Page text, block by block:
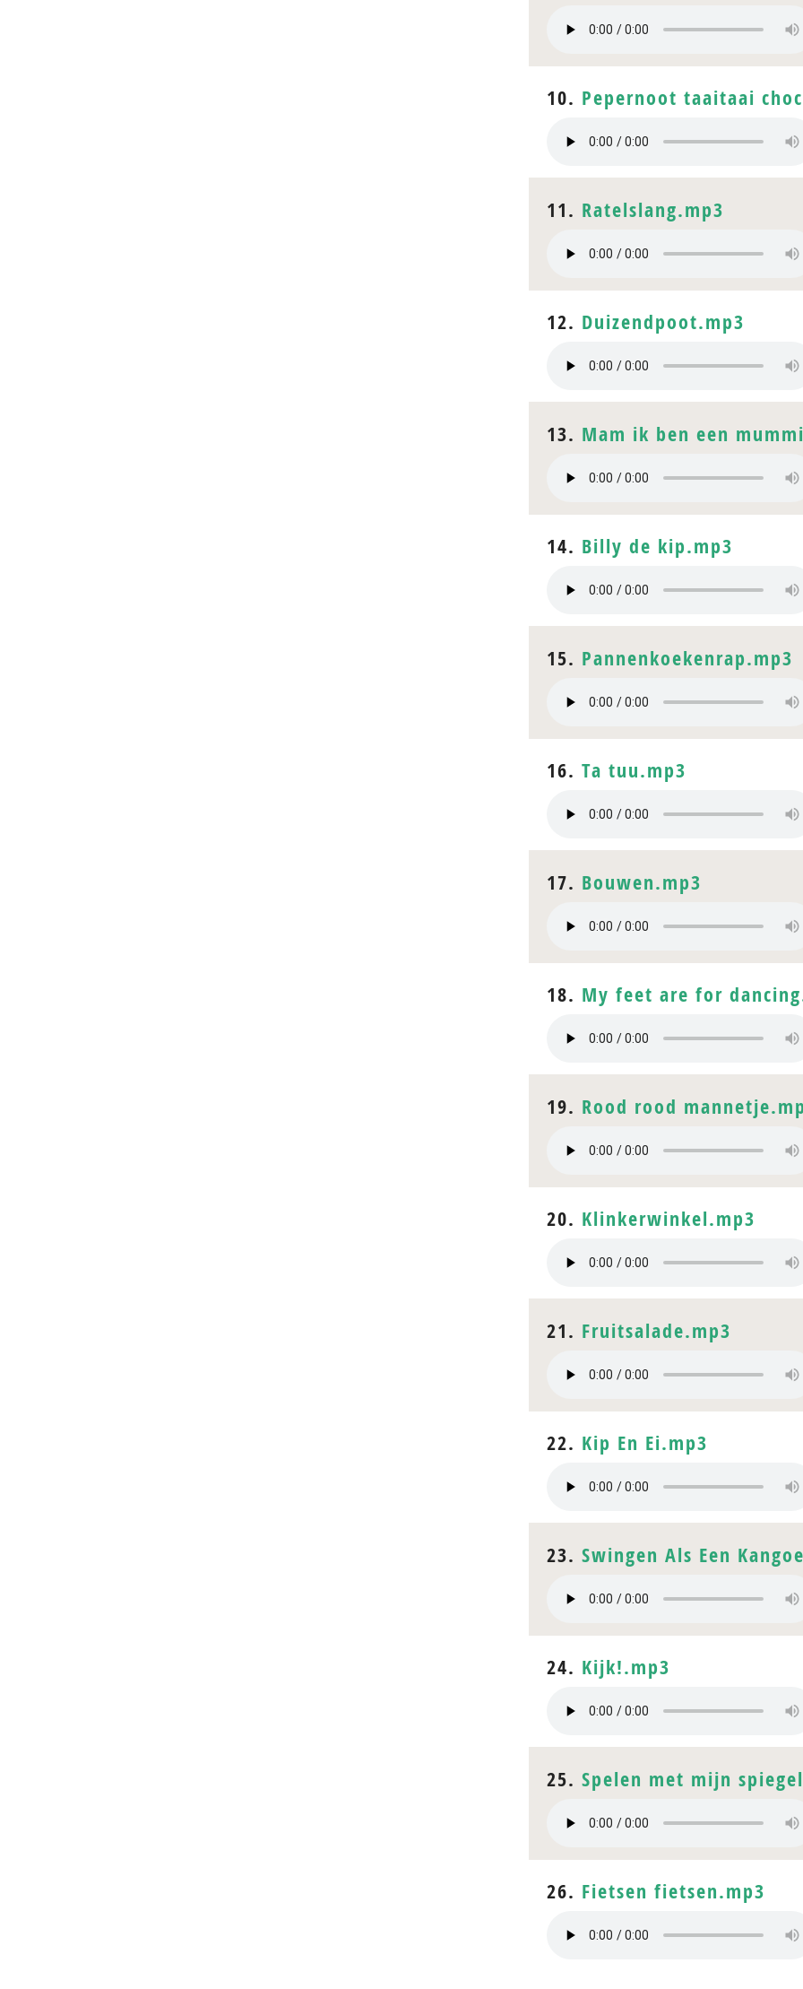
10. Pepernoot taaitaai
11. Ratelslang.mp3
12. Duizendpoot.mp3
13. Mam ik ben een
14. Billy de kip.mp3
15. Pannenkoekenrap.mp3
16. Ta tuu.mp3
17. Bouwen.mp3
18. My feet are for
19. Rood rood
20. Klinkerwinkel.mp3
21. Fruitsalade.mp3
22. Kip En Ei.mp3
23. Swingen Als Een
24. Kijk!.mp3
25. Spelen met mijn
26. Fietsen fietsen.mp3